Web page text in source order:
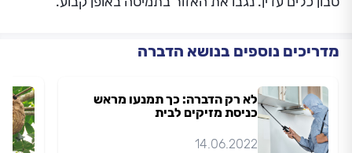
מדריכים נוספים בנושא הדברה
לא רק הדברה: כך תמנעו מראש
כניסת מזיקים לבית
14.06.2022